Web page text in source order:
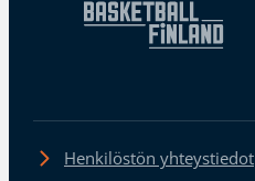
Henkilöstön yhteystiedot